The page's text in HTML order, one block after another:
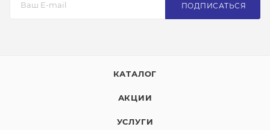
ПОДПИСАТЬСЯ
КАТАЛОГ
АКЦИИ
УСЛУГИ